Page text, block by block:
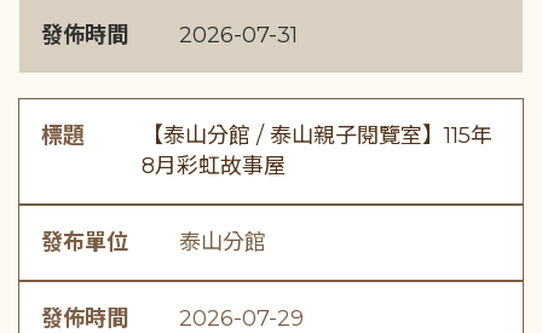
發佈時間 2026-07-31
標題
【泰山分館 / 泰山親子閱覽室】115年
8月彩虹故事屋
發布單位 泰山分館
發佈時間 2026-07-29